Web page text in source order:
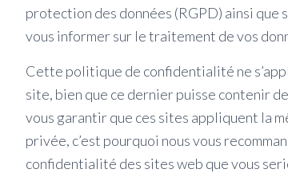
protection des données (RGPD) ainsi
vous informer sur le traitement de vos
Cette politique de confidentialité ne
site, bien que ce dernier puisse contenir
vous garantir que ces sites appliquent la
privée, c’est pourquoi nous vous
confidentialité des sites web que vous